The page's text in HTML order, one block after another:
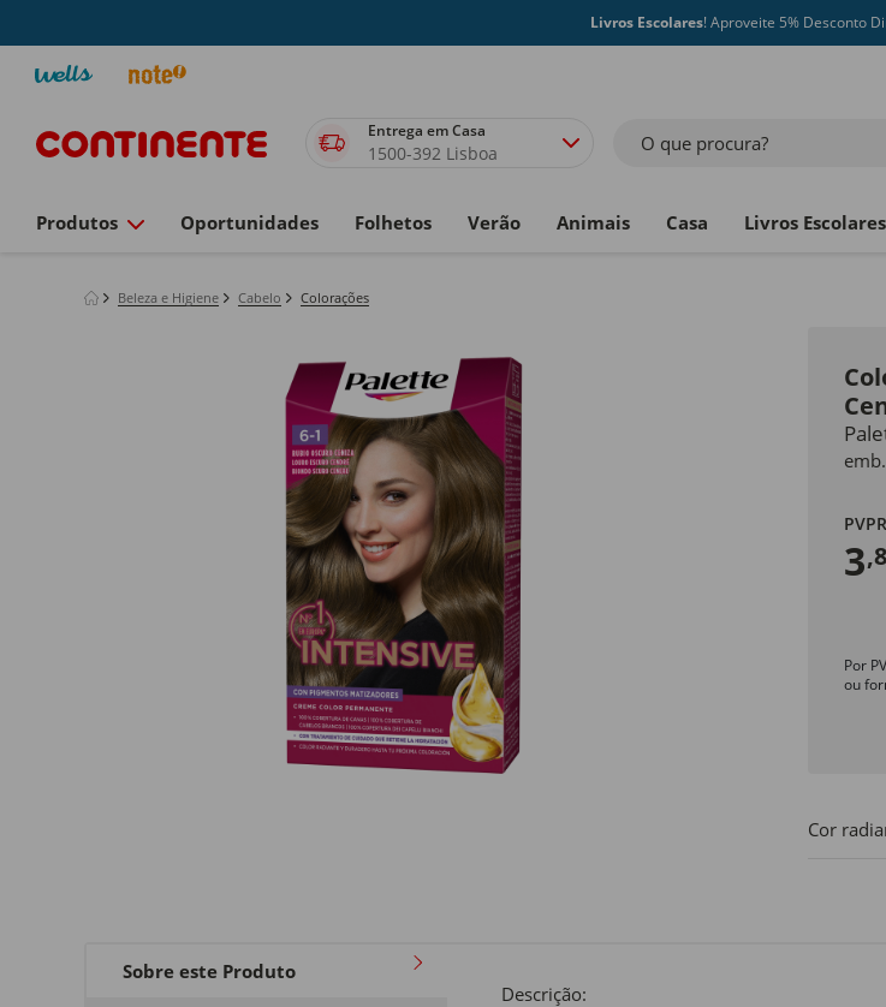
Livros Escolares! Aproveite 5% Desconto
Entrega em Casa
1500-392 Lisboa O que procura?
Produtos Oportunidades Folhetos Verão Animais Casa Livros Escolares
Beleza e Higiene Cabelo Colorações
PVPR
3
Por
ou
Cor
Sobre este Produto
Descrição: